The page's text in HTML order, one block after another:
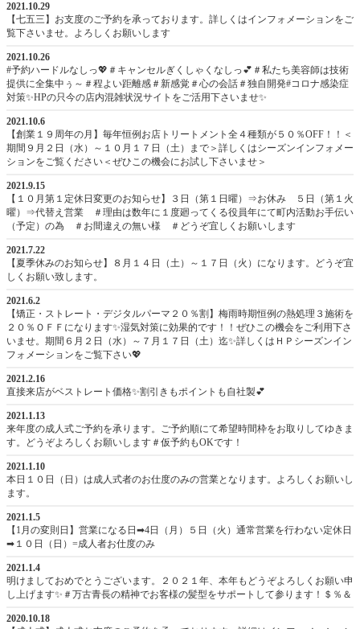
2021.10.29
【七五三】お支度のご予約を承っております。詳しくはインフォメーションをご
覧下さいませ。よろしくお願いします
2021.10.26
#予約ハードルなしっ💖＃キャンセルぎくしゃくなしっ💕＃私たち美容師は技術
提供に全集中ぅ～＃程よい距離感＃新感覚＃心の会話＃独自開発#コロナ感染症
対策✨HPの只今の店内混雑状況サイトをご活用下さいませ✨
2021.10.6
【創業１９周年の月】毎年恒例お店トリートメント全４種類が５０％OFF！！＜
期間９月２日（水）～１０月１７日（土）まで＞詳しくはシーズンインフォメー
ションをご覧ください＜ぜひこの機会にお試し下さいませ＞
2021.9.15
【１０月第１定休日変更のお知らせ】３日（第１日曜）⇒お休み ５日（第１火
曜）⇒代替え営業 ＃理由は数年に１度廻ってくる役員年にて町内活動お手伝い
（予定）の為 ＃お間違えの無い様 ＃どうぞ宜しくお願いします
2021.7.22
【夏季休みのお知らせ】８月１４日（土）～１７日（火）になります。どうぞ宜
しくお願い致します。
2021.6.2
【矯正・ストレート・デジタルパーマ２０％割】梅雨時期恒例の熱処理３施術を
２０％ＯＦＦになります✨湿気対策に効果的です！！ぜひこの機会をご利用下さ
いませ。期間６月２日（水）～７月１７日（土）迄✨詳しくはＨＰシーズンイン
フォメーションをご覧下さい💖
2021.2.16
直接来店がベストレート価格✨割引きもポイントも自社製💕
2021.1.13
来年度の成人式ご予約を承ります。ご予約順にて希望時間枠をお取りしてゆきま
す。どうぞよろしくお願いします＃仮予約もOKです！
2021.1.10
本日１０日（日）は成人式者のお仕度のみの営業となります。よろしくお願いし
ます。
2021.1.5
【1月の変則日】営業になる日➡4日（月）５日（火）通常営業を行わない定休日
➡１０日（日）=成人者お仕度のみ
2021.1.4
明けましておめでとうございます。２０２１年、本年もどうぞよろしくお願い申
し上げます✨＃万古青長の精神でお客様の髪型をサポートして参ります！＄％＆
2020.10.18